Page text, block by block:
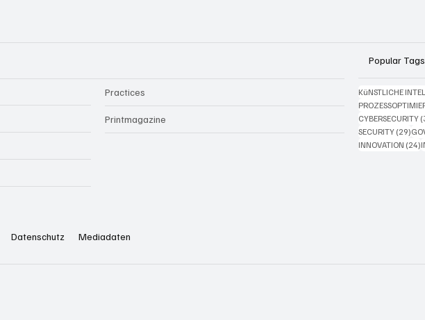
Practices
Printmagazine
Popular Tags
KüNSTLICHE
CYBERSECURITY
SECURITY (29)29
INNOVATION (24)
Datenschutz Mediadaten